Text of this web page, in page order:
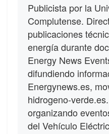
Publicista por la
Complutense.
publicaciones
energía durante
Energy News
difundiendo
Energynews.es,
hidrogeno-
organizando
del Vehículo